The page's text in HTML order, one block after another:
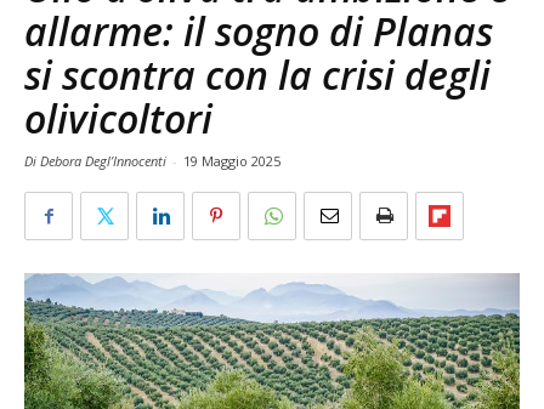
allarme: il sogno di Planas
si scontra con la crisi degli
olivicoltori
Di Debora Degl’Innocenti - 19 Maggio 2025